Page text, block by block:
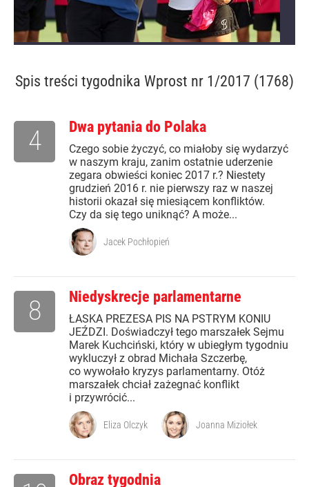
Spis treści tygodnika Wprost nr 1/2017 (1768)
Dwa pytania do Polaka
Czego sobie życzyć, co miałoby się wydarzyć
w naszym kraju, zanim ostatnie uderzenie
zegara obwieści koniec 2017 r.? Niestety
grudzień 2016 r. nie pierwszy raz w naszej
historii okazał się miesiącem konfliktów.
Czy da się tego uniknąć? A może...
4
Jacek Pochłopień
Niedyskrecje parlamentarne
ŁASKA PREZESA PIS NA PSTRYM KONIU
JEŹDZI. Doświadczył tego marszałek Sejmu
Marek Kuchciński, który w ubiegłym tygodniu
wykluczył z obrad Michała Szczerbę,
co wywołało kryzys parlamentarny. Otóż
marszałek chciał zażegnać konflikt
i przywrócić...
8
Eliza Olczyk Joanna Miziołek
Obraz tygodnia